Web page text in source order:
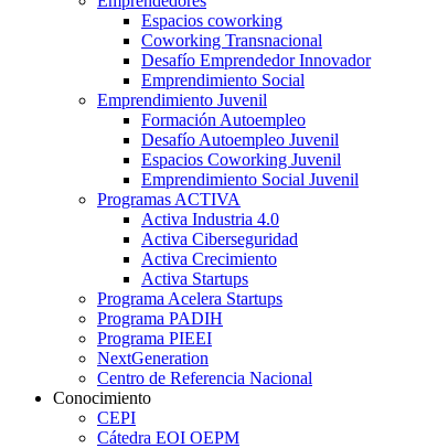
Espacios coworking
Coworking Transnacional
Desafío Emprendedor Innovador
Emprendimiento Social
Emprendimiento Juvenil
Formación Autoempleo
Desafío Autoempleo Juvenil
Espacios Coworking Juvenil
Emprendimiento Social Juvenil
Programas ACTIVA
Activa Industria 4.0
Activa Ciberseguridad
Activa Crecimiento
Activa Startups
Programa Acelera Startups
Programa PADIH
Programa PIEEI
NextGeneration
Centro de Referencia Nacional
Conocimiento
CEPI
Cátedra EOI OEPM